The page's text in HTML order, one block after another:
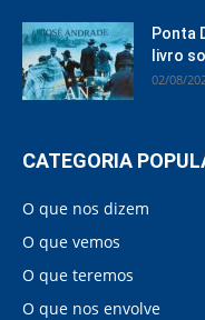
Ponta
livro
02/08/
CATEGORIA
O que nos dizem
O que vemos
O que teremos
O que nos envolve